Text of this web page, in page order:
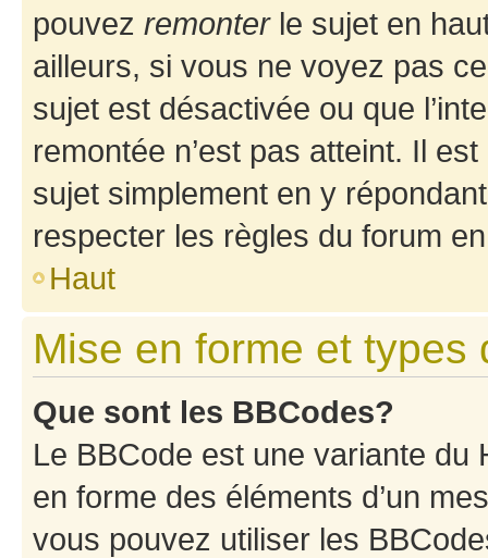
pouvez remonterle sujet en
ailleurs, si vous ne voyez pas
sujet est désactivée ou que
remontée n’est pas atteint. Il
sujet simplement en y
respecter les règles du forum
Haut
Mise en forme et types
Que sont les BBCodes?
Le BBCode est une variante du
en forme des éléments d’un
vous pouvez utiliser les